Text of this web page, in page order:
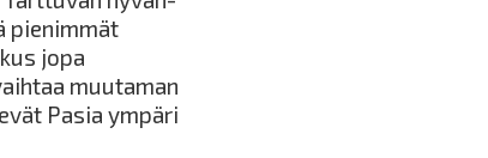
pienimmät
jopa
muutaman
Pasia ympäri